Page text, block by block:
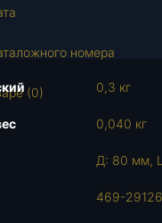
номера
(0) 0,3 кг
0,040 кг
Д: 80 мм,
469-